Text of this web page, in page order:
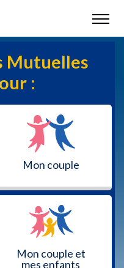
Mutuelles
:
Mon couple
Mon couple et
mes enfants